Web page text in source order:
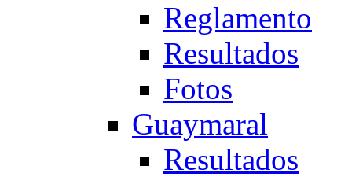
Reglamento
Resultados
Fotos
Guaymaral
Resultados